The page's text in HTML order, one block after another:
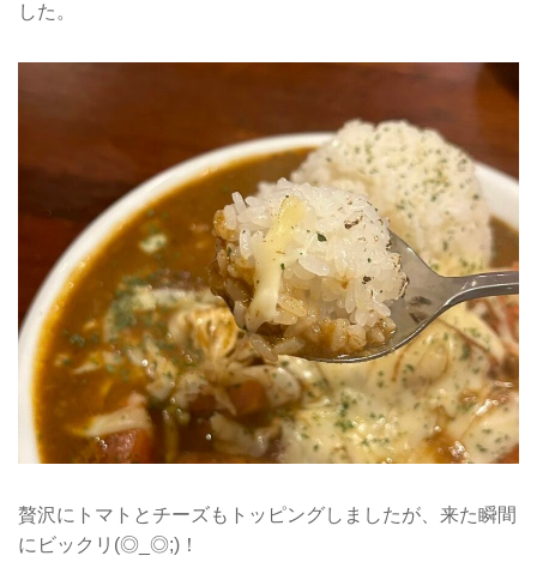
した。
贅沢にトマトとチーズもトッピングしましたが、来た瞬間
にビックリ(◎_◎;)！